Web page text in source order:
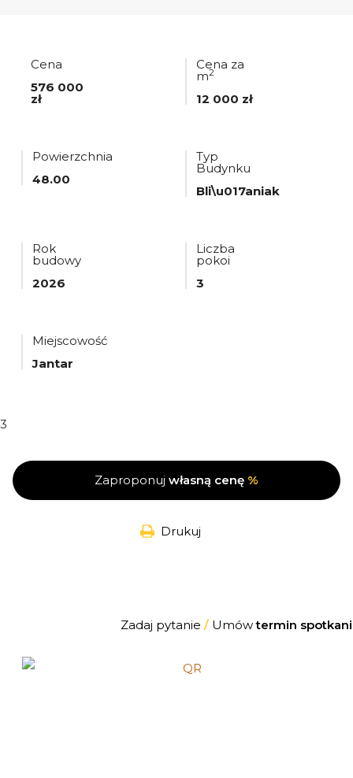
Cena
576 000
zł
Cena za
m2
12 000 zł
Powierzchnia
48.00
Typ
Budynku
Bli\u017aniak
Rok
budowy
2026
Liczba
pokoi
3
Miejscowość
Jantar
3
Zaproponuj własną cenę %
Drukuj
Zadaj pytanie /Umówtermin